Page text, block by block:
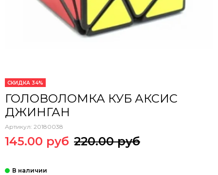
СКИДКА 34%
ГОЛОВОЛОМКА КУБ АКСИС
ДЖИНГАН
Артикул: 20180038
145.00 руб 220.00 руб